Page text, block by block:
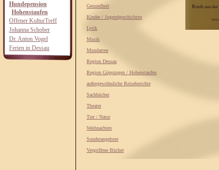
Hundepension
Hohenstaufen
Offener KulturTreff
Johanna Schober
Dr. Anton Vogel
Ferien in Dessau
Gesundheit
Kinder / Jugendgeschichten
Lyrik
Musik
Mundarten
Region Dessau
Region Göppingen / Hohenstaufen
außergewöhnliche Reiseberichte
Sachbücher
Theater
Tier / Natur
Weihnachten
Sonderangebote
Vergriffene Bücher